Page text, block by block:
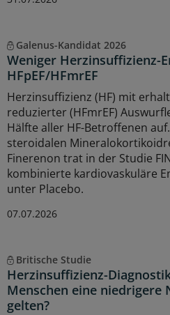
Galenus-Kandidat 2026
Weniger Herzinsuffizienz-
HFpEF/HFmrEF
Herzinsuffizienz (HF) mit
reduzierter (HFmrEF)
Hälfte aller HF-Betroffenen
steroidalen
Finerenon trat in der Studie
kombinierte kardiovaskuläre
unter Placebo.
07.07.2026
Britische Studie
Herzinsuffizienz-
Menschen eine niedrigere
gelten?